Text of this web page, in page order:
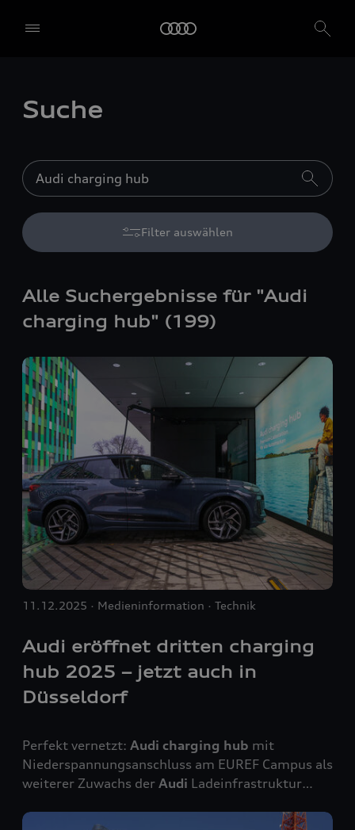
Suche
Filter auswählen
Alle Suchergebnisse für "Audi
charging hub" (199)
Audi eröffnet dritten charging
hub 2025 – jetzt auch in
Düsseldorf
Perfekt vernetzt: Audi charging hub mit
Niederspannungsanschluss am EUREF Campus als
weiterer Zuwachs der Audi Ladeinfrastruktur
Premiumservices für ein zukunftsfähiges
11.12.2025 Medieninformation Technik